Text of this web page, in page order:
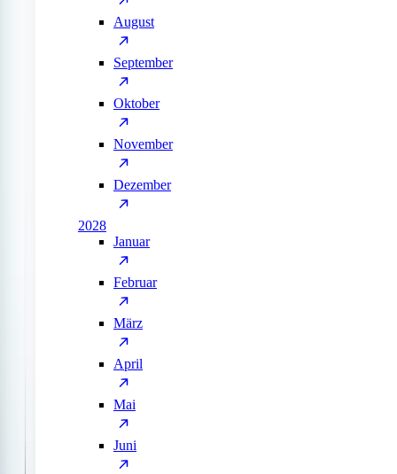
August
September
Oktober
November
Dezember
2028
Januar
Februar
März
April
Mai
Juni